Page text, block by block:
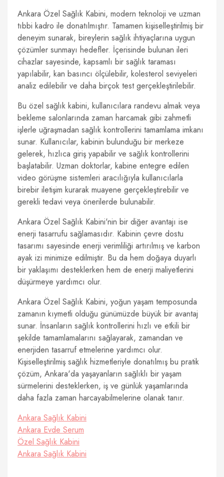
Ankara Özel Sağlık Kabini, modern teknoloji ve uzman
tıbbi kadro ile donatılmıştır. Tamamen kişiselleştirilmiş bir
deneyim sunarak, bireylerin sağlık ihtiyaçlarına uygun
çözümler sunmayı hedefler. İçerisinde bulunan ileri
cihazlar sayesinde, kapsamlı bir sağlık taraması
yapılabilir, kan basıncı ölçülebilir, kolesterol seviyeleri
analiz edilebilir ve daha birçok test gerçekleştirilebilir.
Bu özel sağlık kabini, kullanıcılara randevu almak veya
bekleme salonlarında zaman harcamak gibi zahmetli
işlerle uğraşmadan sağlık kontrollerini tamamlama imkanı
sunar. Kullanıcılar, kabinin bulunduğu bir merkeze
gelerek, hızlıca giriş yapabilir ve sağlık kontrollerini
başlatabilir. Uzman doktorlar, kabine entegre edilen
video görüşme sistemleri aracılığıyla kullanıcılarla
birebir iletişim kurarak muayene gerçekleştirebilir ve
gerekli tedavi veya önerilerde bulunabilir.
Ankara Özel Sağlık Kabini'nin bir diğer avantajı ise
enerji tasarrufu sağlamasıdır. Kabinin çevre dostu
tasarımı sayesinde enerji verimliliği artırılmış ve karbon
ayak izi minimize edilmiştir. Bu da hem doğaya duyarlı
bir yaklaşımı desteklerken hem de enerji maliyetlerini
düşürmeye yardımcı olur.
Ankara Özel Sağlık Kabini, yoğun yaşam temposunda
zamanın kıymetli olduğu günümüzde büyük bir avantaj
sunar. İnsanların sağlık kontrollerini hızlı ve etkili bir
şekilde tamamlamalarını sağlayarak, zamandan ve
enerjiden tasarruf etmelerine yardımcı olur.
Kişiselleştirilmiş sağlık hizmetleriyle donatılmış bu pratik
çözüm, Ankara'da yaşayanların sağlıklı bir yaşam
sürmelerini desteklerken, iş ve günlük yaşamlarında
daha fazla zaman harcayabilmelerine olanak tanır.
Ankara Sağlık Kabini
Ankara Evde Serum
Özel Sağlık Kabini
Ankara Sağlık Kabini